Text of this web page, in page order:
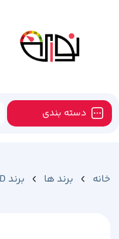
دسته بندی
خانه برند ها برند A&D ژاپن